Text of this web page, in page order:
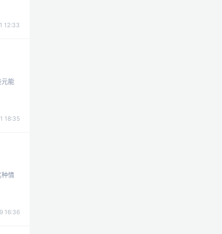
12:33
元能
18:35
种情
16:36